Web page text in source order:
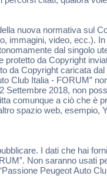
nuova normativa sul
immagini, video, ecc.).
dal singolo
da Copyright
da Copyright caricata
Club Italia - FORUM”
Settembre 2018, non
comunque a ciò che è
spazio web,
I dati che hai
Non saranno
Peugeot Auto